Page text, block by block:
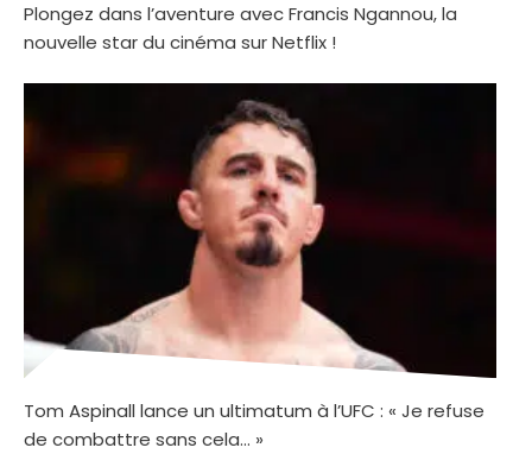
Plongez dans l’aventure avec Francis Ngannou, la
nouvelle star du cinéma sur Netflix !
Tom Aspinall lance un ultimatum à l’UFC : « Je refuse
de combattre sans cela… »